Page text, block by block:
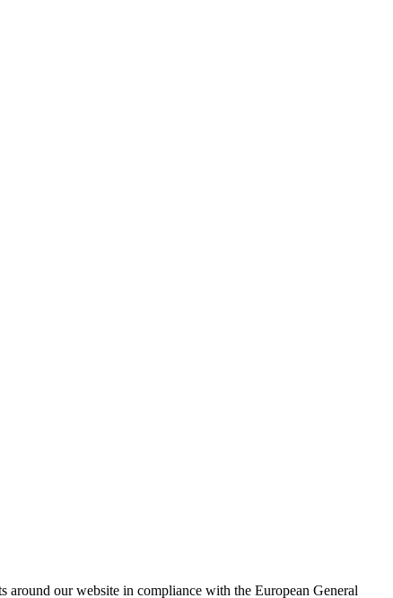
around our website in compliance with the European General